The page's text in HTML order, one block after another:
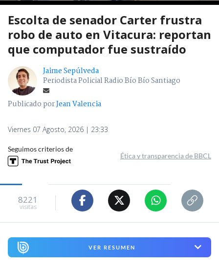
Escolta de senador Carter frustra
robo de auto en Vitacura: reportan
que computador fue sustraído
Jaime Sepúlveda
Periodista Policial Radio Bío Bío Santiago
Publicado porJean Valencia
Viernes 07 Agosto, 2026 | 23:33
Seguimos criterios de
Ética y transparencia de BBCL
8221
visitas
VER RESUMEN